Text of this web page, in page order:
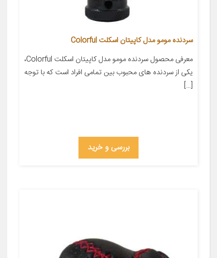
سردنده مومو مدل کاپیتان اسکلت Colorful
معرفی محصول سردنده مومو مدل کاپیتان اسکلت Colorful،
یکی از سردنده های محبوب بین تمامی افراد است که با توجه
[…]
بررسی و خرید